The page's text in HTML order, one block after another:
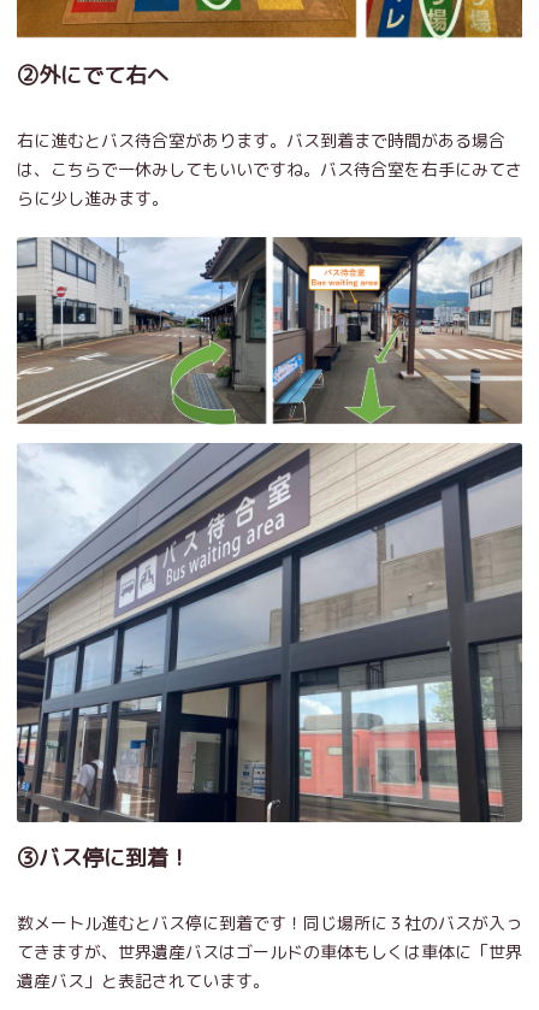
②外にでて右へ
右に進むとバス待合室があります。バス到着まで時間がある場合
は、こちらで一休みしてもいいですね。バス待合室を右手にみてさ
らに少し進みます。
③バス停に到着！
数メートル進むとバス停に到着です！同じ場所に３社のバスが入っ
てきますが、世界遺産バスはゴールドの車体もしくは車体に「世界
遺産バス」と表記されています。